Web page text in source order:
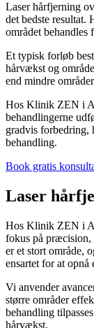
Laser hårfjerning
det bedste resultat.
området behandles
Et typisk forløb
hårvækst og
end mindre
Hos Klinik ZEN i
behandlingerne
gradvis forbedring,
behandling.
Book gratis
Laser
Hos Klinik ZEN i
fokus på præcision,
er et stort område,
ensartet for at opnå
Vi anvender
større områder
behandling
hårvækst.